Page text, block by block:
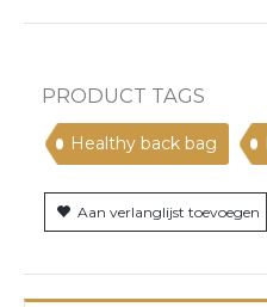
PRODUCT TAGS
Healthy back bag
Aan verlanglijst toevoegen